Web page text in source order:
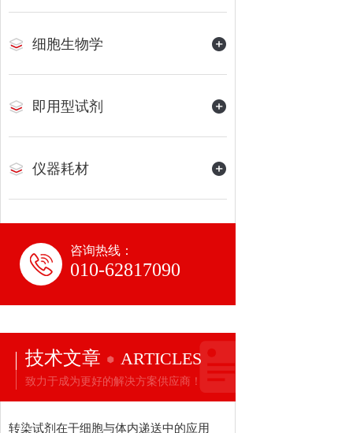
细胞生物学
即用型试剂
仪器耗材
咨询热线：
010-62817090
技术文章 ARTICLES
致力于成为更好的解决方案供应商！
转染试剂在干细胞与体内递送中的应用